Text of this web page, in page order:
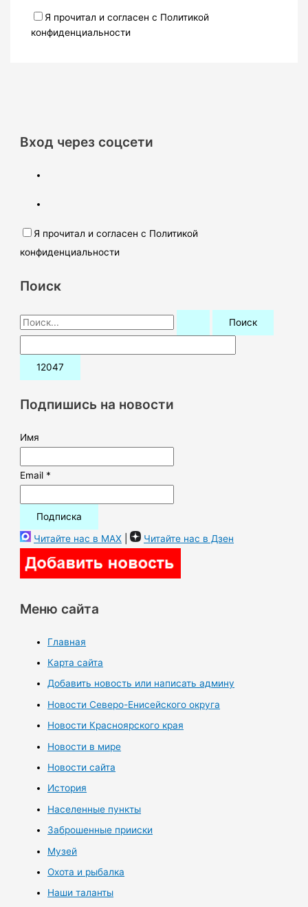
Я прочитал и согласен с Политикой
конфиденциальности
Вход через соцсети
Я прочитал и согласен с Политикой
конфиденциальности
Поиск
П
о
и
:Подпишись на новости
Имя
Email *
Читайте нас в MAX | Читайте нас в Дзен
Меню сайта
Главная
Карта сайта
Добавить новость или написать админу
Новости Северо-Енисейского округа
Новости Красноярского края
Новости в мире
Новости сайта
История
Населенные пункты
Заброшенные прииски
Музей
Охота и рыбалка
Наши таланты